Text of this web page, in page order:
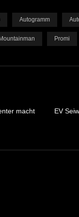
Autogramm
Mountainman Promi
macht
EV